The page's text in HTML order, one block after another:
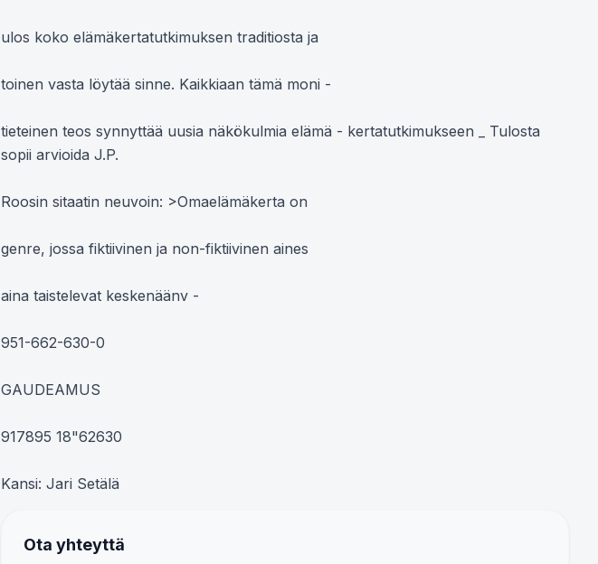
ulos koko elämäkertatutkimuksen traditiosta ja
toinen vasta löytää sinne. Kaikkiaan tämä moni -
tieteinen teos synnyttää uusia näkökulmia elämä - kertatutkimukseen _ Tulosta
sopii arvioida J.P.
Roosin sitaatin neuvoin: >Omaelämäkerta on
genre, jossa fiktiivinen ja non-fiktiivinen aines
aina taistelevat keskenäänv -
951-662-630-0
GAUDEAMUS
917895 18"62630
Kansi: Jari Setälä
Ota yhteyttä